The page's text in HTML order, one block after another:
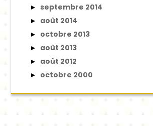
septembre 2014
août 2014
octobre 2013
août 2013
août 2012
octobre 2000